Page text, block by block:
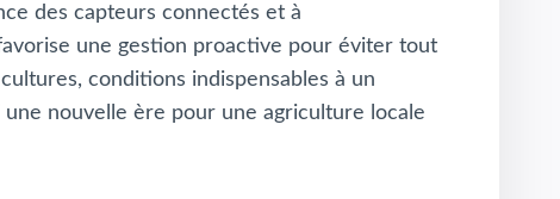
des capteurs connectés et à
une gestion proactive pour éviter tout
conditions indispensables à un
nouvelle ère pour une agriculture locale